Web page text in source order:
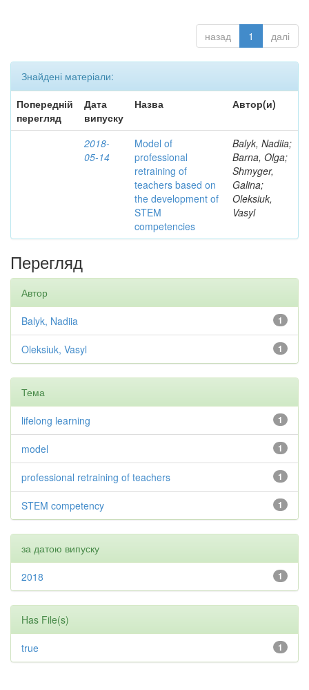
назад 1 далі
Знайдені матеріали:
Попередній
перегляд
Дата
випуску
Назва Автор(и)
2018-
05-14
Model of
professional
retraining of
teachers based on
the development of
STEM
competencies
Balyk, Nadiia;
Barna, Olga;
Shmyger,
Galina;
Oleksiuk,
Vasyl
Перегляд
Автор
1
Balyk, Nadiia
1
Oleksiuk, Vasyl
Тема
1
lifelong learning
1
model
1
professional retraining of teachers
1
STEM competency
за датою випуску
1
2018
Has File(s)
1
true